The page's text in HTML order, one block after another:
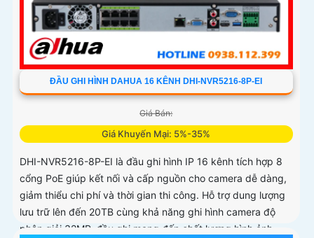
ĐẦU GHI HÌNH DAHUA 16 KÊNH DHI-NVR5216-8P-EI
Giá Bán:
Giá Khuyến Mại: 5%-35%
DHI-NVR5216-8P-EI là đầu ghi hình IP 16 kênh tích hợp 8
cổng PoE giúp kết nối và cấp nguồn cho camera dễ dàng,
giảm thiểu chi phí và thời gian thi công. Hỗ trợ dung lượng
lưu trữ lên đến 20TB cùng khả năng ghi hình camera độ
phân giải 32MP, đầu ghi mang đến chất lượng hình ảnh